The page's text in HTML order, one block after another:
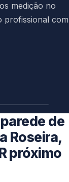
medição no
profissional com
de
Roseira,
próximo